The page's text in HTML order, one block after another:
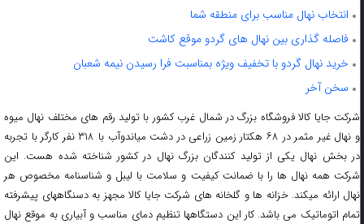
انتخاب نهال مناسب برای منطقه شما
فاصله گذاری بین نهال های گردو موقع کاشت
خرید نهال گردو با تخفیف ویژه بمناسبت فرا رسیدن نیمه شعبان
سخن آخر
شرکت جایا کالا فروشگاه بزرگ در شمال غرب کشور با تولید رقم های مختلف نهال میوه
و نهال غیر مثمر در ۶۸ هکتار زمین زراعی در دشت میاندوآب با ۳۱۸ نفر کارگر با تجربه
در بخش نهال یکی از تولید کنندگان بزرگ نهال در کشور شناخته شده هست. این
شرکت همه نهال ها را با ضمانت کیفیت و سلامت با لیبل و شناسنامه مخصوص هر
نهال ارائه میکند. خزانه ها و گلخانه های شرکت جایا کالا مجهز به دسنگاههای پیشرفته
تمام اتوماتیک می باشد. کار این دستگاهها تنظیم دمای مناسب و آبیاری به موقع نهال